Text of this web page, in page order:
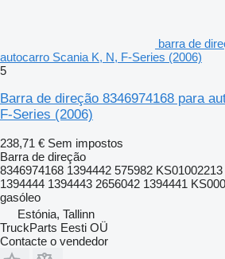
barra de
autocarro Scania K, N, F-Series (2006)
5
Barra de direção 8346974168 para
F-Series (2006)
238,71 € Sem impostos
Barra de direção
8346974168 1394442 575982
1394444 1394443 2656042 1394441
gasóleo
Estónia, Tallinn
TruckParts Eesti OÜ
Contacte o vendedor